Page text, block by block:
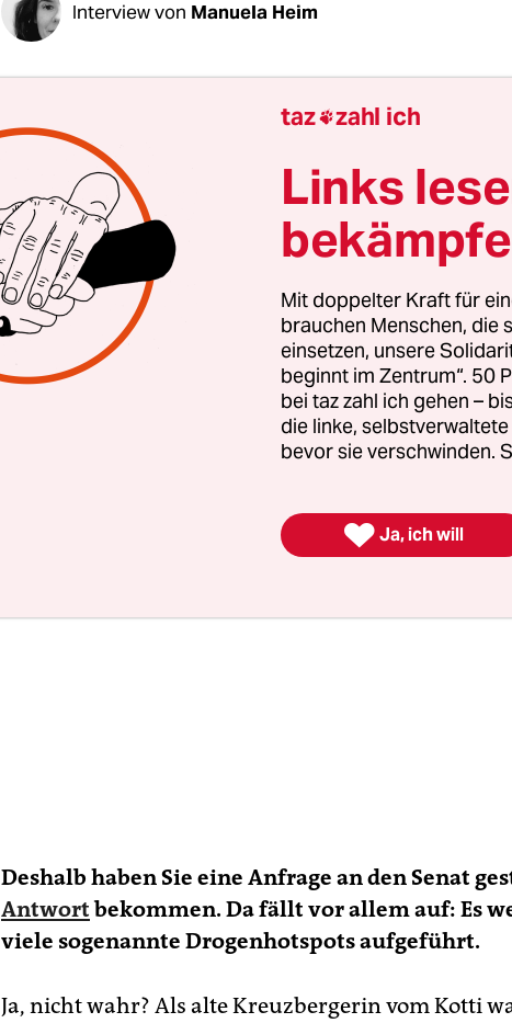
Interview von Manuela Heim
taz: Frau Topaç, lassen Sie uns über
sprechen. Warum treibt Sie das Thema gerade so
Fatoş Topaç:Es gibt immer wieder Meldungen
Verwahrlosung, Spritzen auf Spielplätzen. Man hat
brennt es in dem einen Bezirk, mal in dem
Bahnhof in Neukölln im Fokus, mal ein Platz in
Sozialpolitikerin interessiert: Wie viel davon ist
wird das in unterschiedlichen Kiezen
wahrgenommen, wo ist es überall Thema, und
dem Schirm? Und vor allem: Was tun wir dagegen?
Deshalb haben Sie eine Anfrage an den Senat
Antwortbekommen. Da fällt vor allem auf: Es
viele sogenannte Drogenhotspots aufgeführt.
Ja, nicht wahr? Als alte Kreuzbergerin vom Kotti
taz zahl ich
Links
Mit doppelter Kraft für
brauchen Menschen, die
einsetzen, unsere
beginnt im Zentrum“. 50
bei taz zahl ich gehen –
die linke,
bevor sie verschwinden.
 Ja, ich will